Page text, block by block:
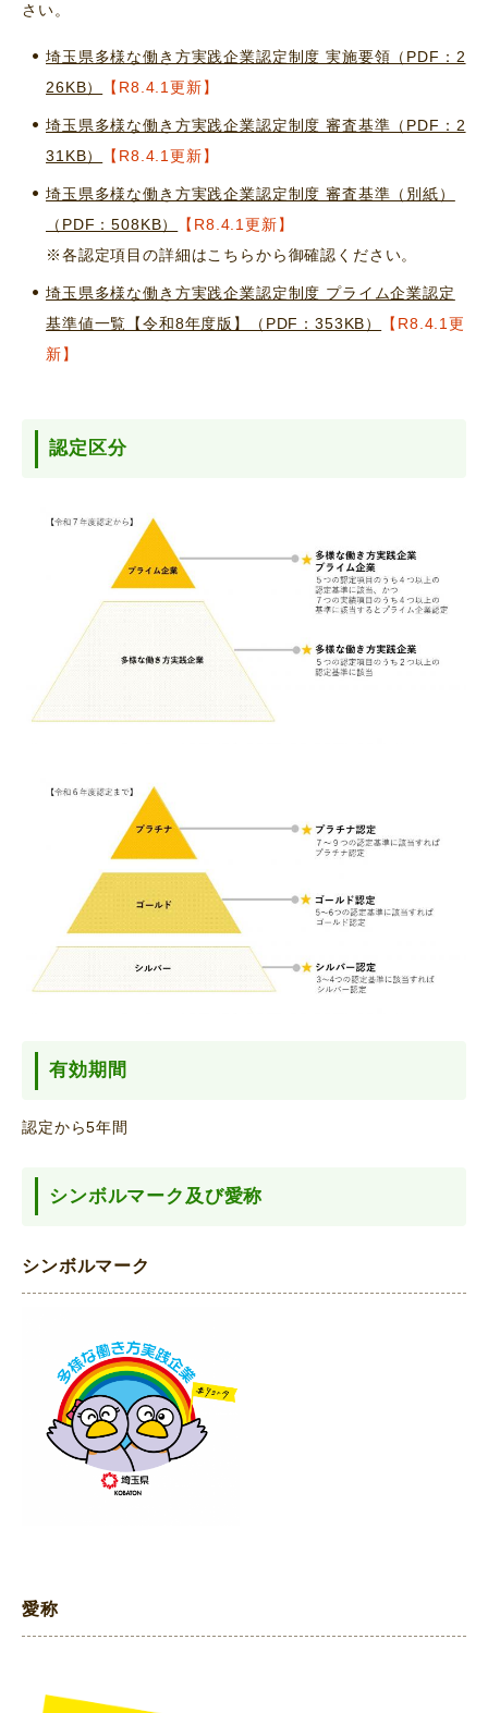
さい。
埼玉県多様な働き方実践企業認定制度 実施要領（PDF：2
26KB）
【R8.4.1更新】
埼玉県多様な働き方実践企業認定制度 審査基準（PDF：2
31KB）
【R8.4.1更新】
埼玉県多様な働き方実践企業認定制度 審査基準（別紙）
（PDF：508KB）
【R8.4.1更新】
※各認定項目の詳細はこちらから御確認ください。
埼玉県多様な働き方実践企業認定制度 プライム企業認定
基準値一覧【令和8年度版】（PDF：353KB）
【R8.4.1更
新】
認定区分
有効期間
認定から5年間
シンボルマーク及び愛称
シンボルマーク
愛称